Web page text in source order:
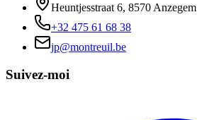
Heuntjesstraat 6, 8570 Anzegem
+32 475 61 68 38
jp@montreuil.be
Suivez-moi